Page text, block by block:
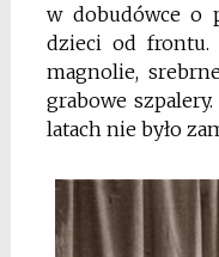
w dobudówce o
dzieci od frontu.
magnolie,
grabowe
latach nie było